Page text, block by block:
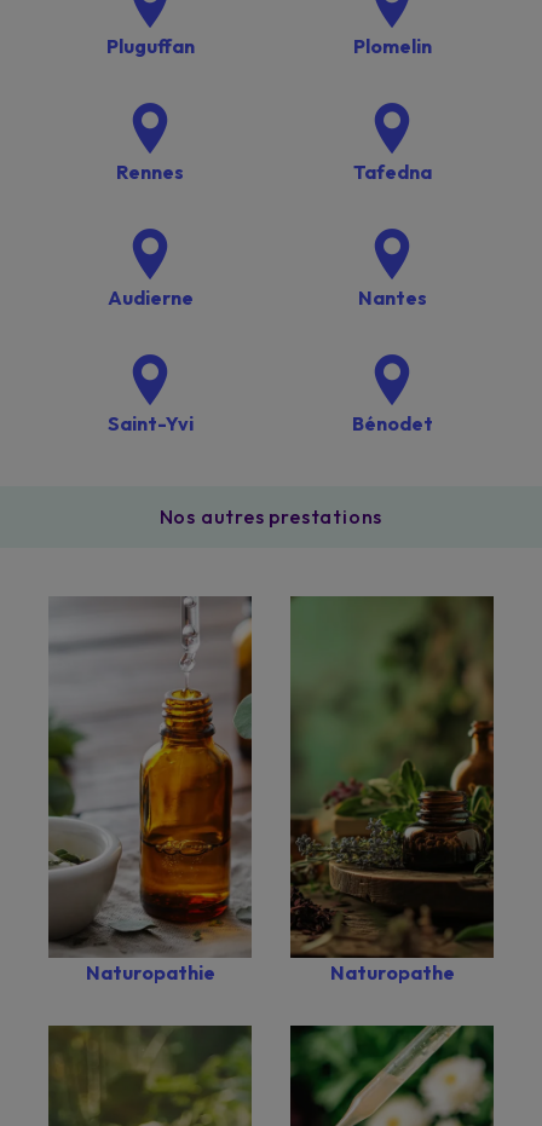
Pluguffan Plomelin
Rennes Tafedna
Audierne Nantes
Saint-Yvi Bénodet
Nos autres prestations
Naturopathie Naturopathe